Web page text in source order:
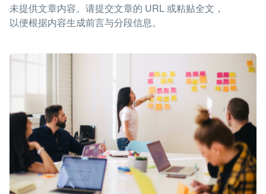
未提供文章内容。请提交文章的 URL 或粘贴全文，
以便根据内容生成前言与分段信息。